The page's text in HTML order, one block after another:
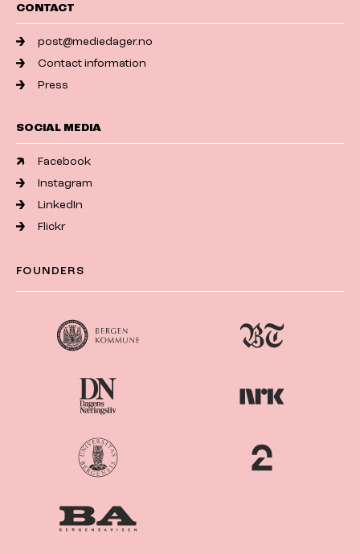
CONTACT
post@mediedager.no
Contact information
Press
SOCIAL MEDIA
Facebook
Instagram
LinkedIn
Flickr
FOUNDERS